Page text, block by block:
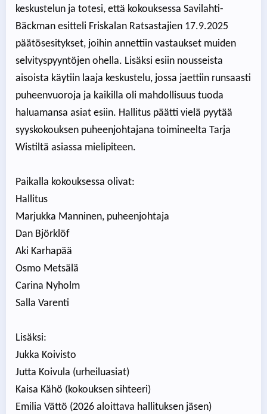
keskustelun ja totesi, että kokouksessa Savilahti-
Bäckman esitteli Friskalan Ratsastajien 17.9.2025
päätösesitykset, joihin annettiin vastaukset muiden
selvityspyyntöjen ohella. Lisäksi esiin nousseista
aisoista käytiin laaja keskustelu, jossa jaettiin runsaasti
puheenvuoroja ja kaikilla oli mahdollisuus tuoda
haluamansa asiat esiin. Hallitus päätti vielä pyytää
syyskokouksen puheenjohtajana toimineelta Tarja
Wistiltä asiassa mielipiteen.
Paikalla kokouksessa olivat:
Hallitus
Marjukka Manninen, puheenjohtaja
Dan Björklöf
Aki Karhapää
Osmo Metsälä
Carina Nyholm
Salla Varenti
Lisäksi:
Jukka Koivisto
Jutta Koivula (urheiluasiat)
Kaisa Kähö (kokouksen sihteeri)
Emilia Vättö (2026 aloittava hallituksen jäsen)